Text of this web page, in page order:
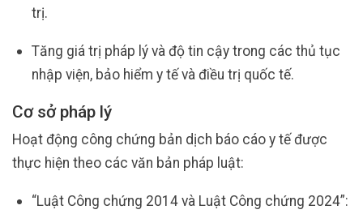
trị.
Tăng giá trị pháp lý và độ tin cậy trong các thủ tục
nhập viện, bảo hiểm y tế và điều trị quốc tế.
Cơ sở pháp lý
Hoạt động công chứng bản dịch báo cáo y tế được
thực hiện theo các văn bản pháp luật:
“Luật Công chứng 2014 và Luật Công chứng 2024”: